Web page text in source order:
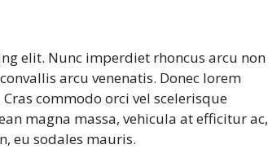
elit. Nunc imperdiet rhoncus arcu non
arcu venenatis. Donec lorem
commodo orci vel scelerisque
magna massa, vehicula at efficitur ac,
eu sodales mauris.